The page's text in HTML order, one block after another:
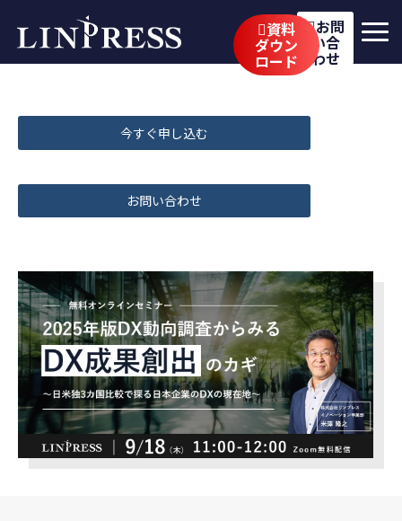
資料
ダウン
ロード
お問
い合
わせ
サービス
イベント・セミナー
ブログ
企業情報
採用情報
今すぐ申し込む
お問い合わせ